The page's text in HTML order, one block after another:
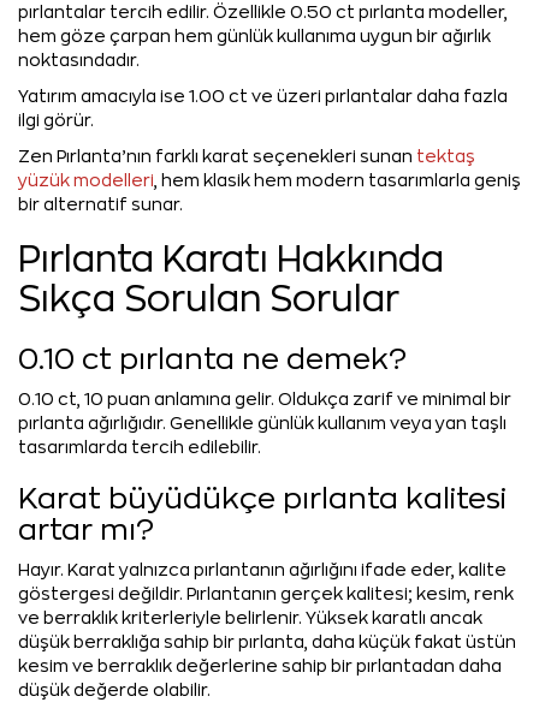
pırlantalar tercih edilir. Özellikle 0.50 ct pırlanta modeller,
hem göze çarpan hem günlük kullanıma uygun bir ağırlık
noktasındadır.
Yatırım amacıyla ise 1.00 ct ve üzeri pırlantalar daha fazla
ilgi görür.
Zen Pırlanta’nın farklı karat seçenekleri sunan tektaş
yüzük modelleri , hem klasik hem modern tasarımlarla geniş
bir alternatif sunar.
Pırlanta Karatı Hakkında
Sıkça Sorulan Sorular
0.10 ct pırlanta ne demek?
0.10 ct, 10 puan anlamına gelir. Oldukça zarif ve minimal bir
pırlanta ağırlığıdır. Genellikle günlük kullanım veya yan taşlı
tasarımlarda tercih edilebilir.
Karat büyüdükçe pırlanta kalitesi
artar mı?
Hayır. Karat yalnızca pırlantanın ağırlığını ifade eder, kalite
göstergesi değildir. Pırlantanın gerçek kalitesi; kesim, renk
ve berraklık kriterleriyle belirlenir. Yüksek karatlı ancak
düşük berraklığa sahip bir pırlanta, daha küçük fakat üstün
kesim ve berraklık değerlerine sahip bir pırlantadan daha
düşük değerde olabilir.